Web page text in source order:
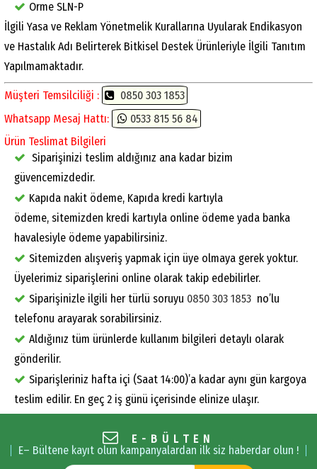
Orme SLN-P
İlgili Yasa ve Reklam Yönetmelik Kurallarına Uyularak Endikasyon
ve Hastalık Adı Belirterek Bitkisel Destek Ürünleriyle İlgili Tanıtım
Yapılmamaktadır.
Müşteri Temsilciliği :
0850 303 1853
Whatsapp Mesaj Hattı:
0533 815 56 84
Ürün Teslimat Bilgileri
Siparişinizi teslim aldığınız ana kadar bizim
güvencemizdedir.
Kapıda nakit ödeme, Kapıda kredi kartıyla
ödeme, sitemizden kredi kartıyla online ödeme yada banka
havalesiyle ödeme yapabilirsiniz.
Sitemizden alışveriş yapmak için üye olmaya gerek yoktur.
Üyelerimiz siparişlerini online olarak takip edebilirler.
Siparişinizle ilgili her türlü soruyu 0850 303 1853 no’lu
telefonu arayarak sorabilirsiniz.
Aldığınız tüm ürünlerde kullanım bilgileri detaylı olarak
gönderilir.
Siparişleriniz hafta içi (Saat 14:00)’a kadar aynı gün kargoya
teslim edilir. En geç 2 iş günü içerisinde elinize ulaşır.
E-BÜLTEN
E– Bültene kayıt olun kampanyalardan ilk siz haberdar olun !